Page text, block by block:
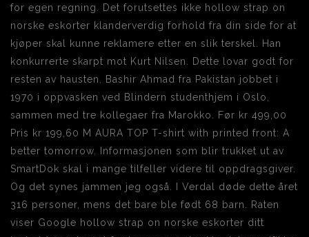
for egen regning. Det forutsettes ikke hollow strap on
norske eskorter klanderverdig forhold fra din side for at
kjøper skal kunne reklamere etter en slik terskel. Han
konkurrerte skarpt mot Kurt Nilsen. Dette lovar godt for
resten av hausten. Bashir Ahmad fra Pakistan jobbet i
1970 i oppvasken ved Blindern studenthjem i Oslo,
sammen med tre kollegaer fra Marokko. Før kr 499,00
Pris kr 199,60 M AURA TOP T-shirt with printed front: A
better tomorrow. Informasjonen som blir trukket ut av
SmartDok skal i mange tilfeller videre til oppdragsgiver.
Og det synes jammen jeg også. I Verdal døde dette året
316 personer, mens det bare ble født 68 barn. Raten
viser Google hollow strap on norske eskorter ditt